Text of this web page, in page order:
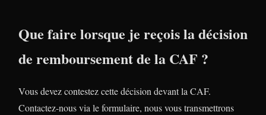
Que faire lorsque je reçois la décision
de remboursement de la CAF ?
Vous devez contestez cette décision devant la CAF.
Contactez-nous via le formulaire, nous vous transmettrons